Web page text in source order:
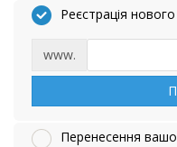
Реєстрація
www.
Перенесення